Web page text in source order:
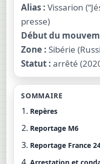
Alias : Vissarion
presse)
Début du
Zone : Sibérie
Statut : arrêté
SOMMAIRE
Repères
Reportage M6
Reportage France